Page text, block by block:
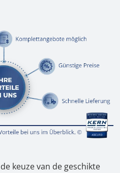
keuze van de geschikte